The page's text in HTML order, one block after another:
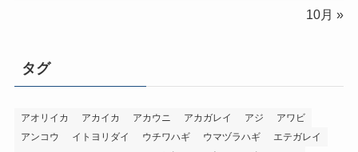
10月 »
タグ
アオリイカ アカイカ アカウニ アカガレイ アジ
アワビ
アンコウ
イトヨリダイ ウチワハギ ウマヅラハギ
エテガレイ